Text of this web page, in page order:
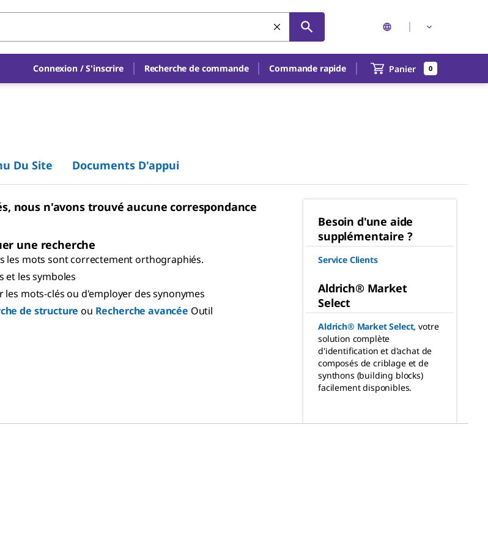
Connexion / S'inscrire Recherche de commande Commande rapide Panier 0
Du Site Documents D'appui
nous n'avons trouvé aucune correspondance
une recherche
les mots sont correctement orthographiés.
et les symboles
les mots-clés ou d'employer des synonymes
de structure ou Recherche avancée Outil
Besoin d'une aide
supplémentaire ?
Service Clients
Aldrich® Market
Select
Aldrich® Market Select, votre
solution complète
d'identification et d'achat de
composés de criblage et de
synthons (building blocks)
facilement disponibles.